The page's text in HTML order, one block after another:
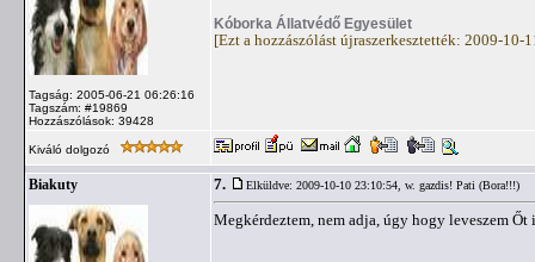
Tagság: 2005-06-21 06:26:16
Tagszám: #19869
Hozzászólások: 39428
Kóborka Állatvédő Egyesület
[Ezt a hozzászólást újraszerkesztették: 2009-10-
Kiváló dolgozó
Biakuty 7. Elküldve: 2009-10-10 23:10:54, w. gazdis! Pati (Bora!!!)
Megkérdeztem, nem adja, úgy hogy leveszem Őt